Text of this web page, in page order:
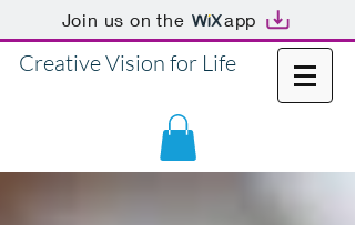
Join us on the app
Creative Vision for Life